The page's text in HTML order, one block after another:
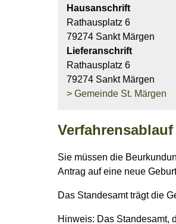
Hausanschrift
Rathausplatz 6
79274 Sankt Märgen
Lieferanschrift
Rathausplatz 6
79274 Sankt Märgen
> Gemeinde St. Märgen
Verfahrensablauf
Sie müssen die
Antrag auf eine neue
Das Standesamt trägt die
Hinweis: Das Standesamt,